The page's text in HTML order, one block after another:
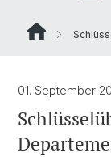
01. September